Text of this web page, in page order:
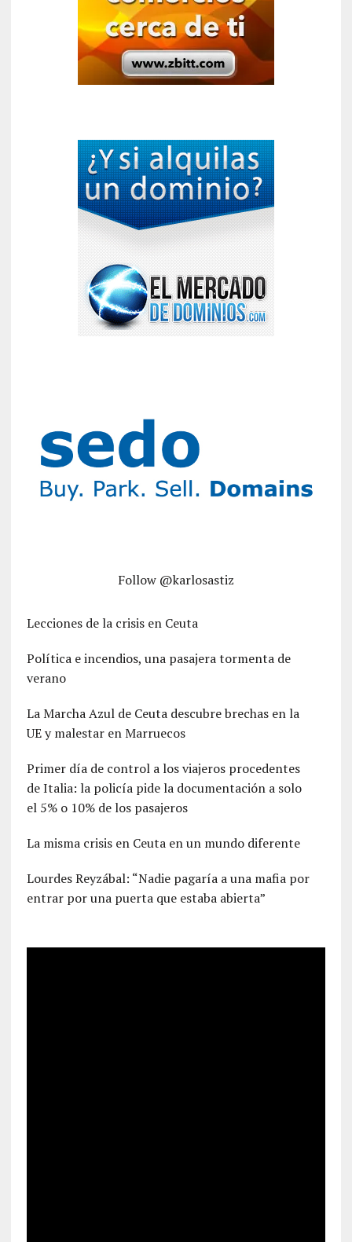
Follow @karlosastiz
Lecciones de la crisis en Ceuta
Política e incendios, una pasajera tormenta de
verano
La Marcha Azul de Ceuta descubre brechas en la
UE y malestar en Marruecos
Primer día de control a los viajeros procedentes
de Italia: la policía pide la documentación a solo
el 5% o 10% de los pasajeros
La misma crisis en Ceuta en un mundo diferente
Lourdes Reyzábal: “Nadie pagaría a una mafia por
entrar por una puerta que estaba abierta”